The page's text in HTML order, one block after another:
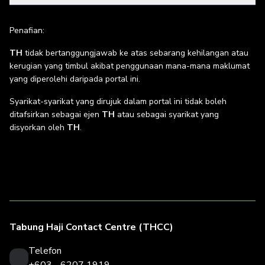
Penafian:
TH tidak bertanggungjawab ke atas sebarang kehilangan atau
kerugian yang timbul akibat penggunaan mana-mana maklumat
yang diperolehi daripada portal ini.
Syarikat-syarikat yang dirujuk dalam portal ini tidak boleh
ditafsirkan sebagai ejen TH atau sebagai syarikat yang
disyorkan oleh TH.
Tabung Haji Contact Centre (THCC)
Telefon